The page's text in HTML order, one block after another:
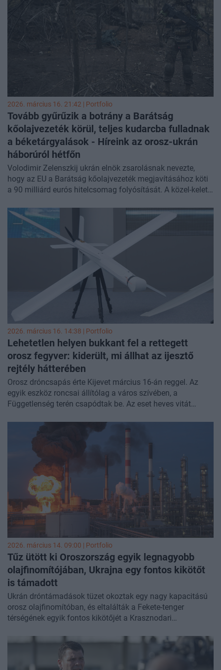
2026. március 16. 21:42 | Portfolio
Tovább gyűrűzik a botrány a Barátság
kőolajvezeték körül, teljes kudarcba fulladnak
a béketárgyalások - Híreink az orosz-ukrán
háborúról hétfőn
Volodimir Zelenszkij ukrán elnök zsarolásnak nevezte,
hogy az EU a Barátság kőolajvezeték megjavításához köti
a 90 milliárd eurós hitelcsomag folyósítását. A közel-keleti
közvetítéssel futó béketárgyalások Moszkva és Kijev
között. Cikkünk folyamatosan frissül az orosz-ukrán
háború legfontosabb híreivel.
2026. március 16. 14:38 | Portfolio
Lehetetlen helyen bukkant fel a rettegett
orosz fegyver: kiderült, mi állhat az ijesztő
rejtély hátterében
Orosz dróncsapás érte Kijevet március 16-án reggel. Az
egyik eszköz roncsai állítólag a város szívében, a
Függetlenség terén csapódtak be. Az eset heves vitát
ekkora távolságra, vagy csupán egy orosz információs
hadműveletről van szó - számolt be a
2026. március 14. 09:00 | Portfolio
Tűz ütött ki Oroszország egyik legnagyobb
olajfinomítójában, Ukrajna egy fontos kikötőt
is támadott
Ukrán dróntámadások tüzet okoztak egy nagy kapacitású
orosz olajfinomítóban, és eltalálták a Fekete-tenger
térségének egyik fontos kikötőjét a Krasznodari
elleni háború újabb állomását jelzik - jelentette a